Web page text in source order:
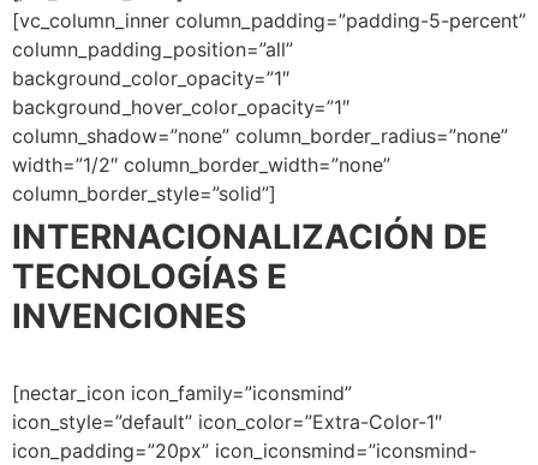
[vc_column_inner column_padding=”padding-5-percent”
column_padding_position=”all”
background_color_opacity=”1″
background_hover_color_opacity=”1″
column_shadow=”none” column_border_radius=”none”
width=”1/2″ column_border_width=”none”
column_border_style=”solid”]
INTERNACIONALIZACIÓN DE
TECNOLOGÍAS E
INVENCIONES
[nectar_icon icon_family=”iconsmind”
icon_style=”default” icon_color=”Extra-Color-1″
icon_padding=”20px” icon_iconsmind=”iconsmind-